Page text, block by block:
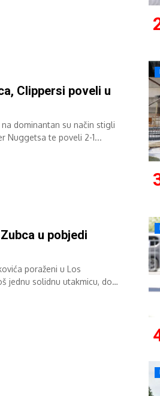
Clippersi poveli u
dominantan su način stigli
Nuggetsa te poveli 2-1...
u pobjedi
poraženi u Los
jednu solidnu utakmicu, dok